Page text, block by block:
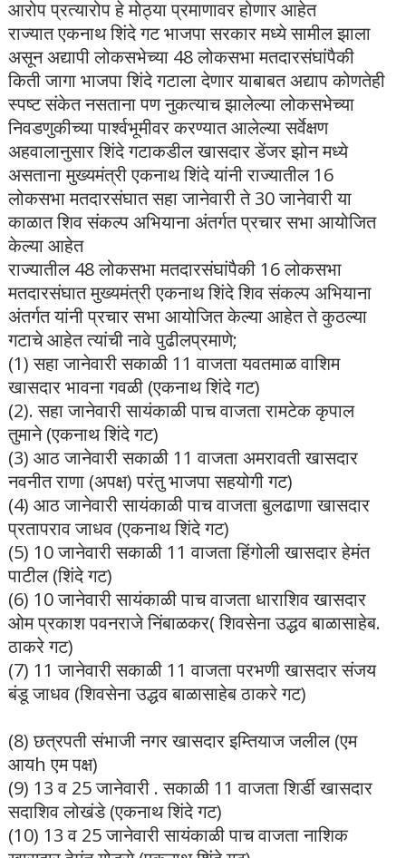
आरोप प्रत्यारोप हे मोठ्या प्रमाणावर होणार आहेत
राज्यात एकनाथ शिंदे गट भाजपा सरकार मध्ये सामील झाला
असून अद्यापी लोकसभेच्या 48 लोकसभा मतदारसंघांपैकी
किती जागा भाजपा शिंदे गटाला देणार याबाबत अद्याप कोणतेही
स्पष्ट संकेत नसताना पण नुकत्याच झालेल्या लोकसभेच्या
निवडणुकीच्या पार्श्वभूमीवर करण्यात आलेल्या सर्वेक्षण
अहवालानुसार शिंदे गटाकडील खासदार डेंजर झोन मध्ये
असताना मुख्यमंत्री एकनाथ शिंदे यांनी राज्यातील 16
लोकसभा मतदारसंघात सहा जानेवारी ते 30 जानेवारी या
काळात शिव संकल्प अभियाना अंतर्गत प्रचार सभा आयोजित
केल्या आहेत
राज्यातील 48 लोकसभा मतदारसंघांपैकी 16 लोकसभा
मतदारसंघात मुख्यमंत्री एकनाथ शिंदे शिव संकल्प अभियाना
अंतर्गत यांनी प्रचार सभा आयोजित केल्या आहेत ते कुठल्या
गटाचे आहेत त्यांची नावे पुढीलप्रमाणे;
(1) सहा जानेवारी सकाळी 11 वाजता यवतमाळ वाशिम
खासदार भावना गवळी (एकनाथ शिंदे गट)
(2). सहा जानेवारी सायंकाळी पाच वाजता रामटेक कृपाल
तुमाने (एकनाथ शिंदे गट)
(3) आठ जानेवारी सकाळी 11 वाजता अमरावती खासदार
नवनीत राणा (अपक्ष) परंतु भाजपा सहयोगी गट)
(4) आठ जानेवारी सायंकाळी पाच वाजता बुलढाणा खासदार
प्रतापराव जाधव (एकनाथ शिंदे गट)
(5) 10 जानेवारी सकाळी 11 वाजता हिंगोली खासदार हेमंत
पाटील (शिंदे गट)
(6) 10 जानेवारी सायंकाळी पाच वाजता धाराशिव खासदार
ओम प्रकाश पवनराजे निंबाळकर( शिवसेना उद्धव बाळासाहेब.
ठाकरे गट)
(7) 11 जानेवारी सकाळी 11 वाजता परभणी खासदार संजय
बंडू जाधव (शिवसेना उद्धव बाळासाहेब ठाकरे गट)
(8) छत्रपती संभाजी नगर खासदार इम्तियाज जलील (एम
आयh एम पक्ष)
(9) 13 व 25 जानेवारी . सकाळी 11 वाजता शिर्डी खासदार
सदाशिव लोखंडे (एकनाथ शिंदे गट)
(10) 13 व 25 जानेवारी सायंकाळी पाच वाजता नाशिक